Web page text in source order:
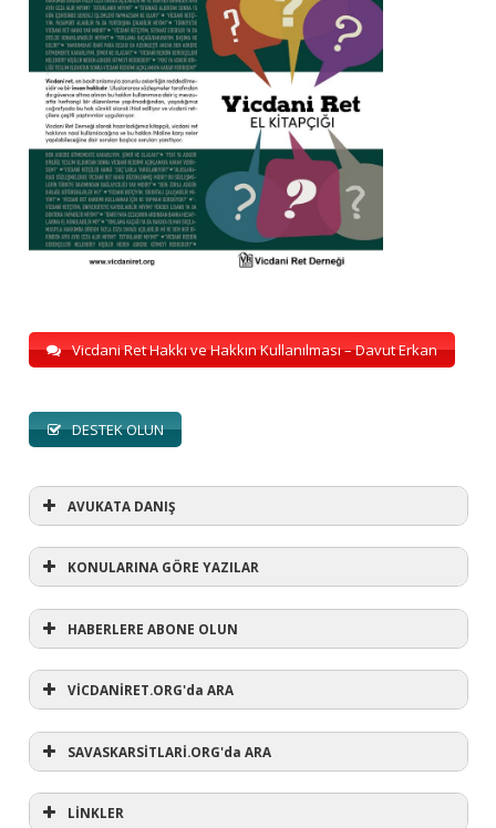
Vicdani Ret Hakkı ve Hakkın Kullanılması – Davut Erkan
DESTEK OLUN
AVUKATA DANIŞ
AVUKATA DANIŞ
KONULARINA GÖRE YAZILAR
KONULARINA GÖRE YAZILAR
#refusewar(1)
'dur' ihtarı(3)
1 aralık(11)
1 eylül (12)
HABERLERE ABONE OLUN
VİCDANİRET.ORG'da ARA
SAVASKARSİTLARİ.ORG'da ARA
LİNKLER